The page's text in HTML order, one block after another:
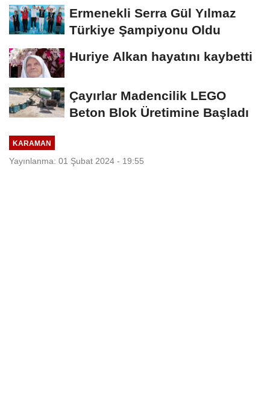
Ermenekli Serra Gül Yılmaz
Türkiye Şampiyonu Oldu
Huriye Alkan hayatını kaybetti
Çayırlar Madencilik LEGO
Beton Blok Üretimine Başladı
KARAMAN
Yayınlanma: 01 Şubat 2024 - 19:55